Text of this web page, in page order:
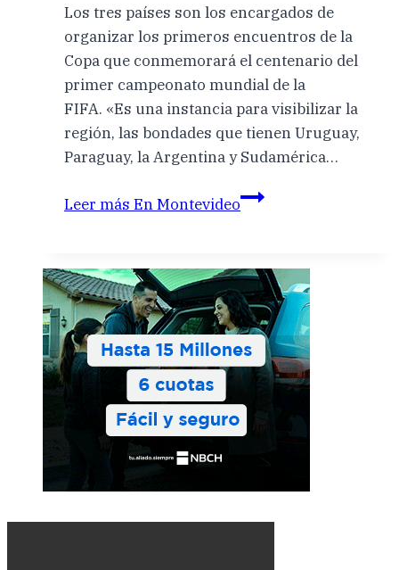
Los tres países son los encargados de
organizar los primeros encuentros de la
Copa que conmemorará el centenario del
primer campeonato mundial de la
FIFA. «Es una instancia para visibilizar la
región, las bondades que tienen Uruguay,
Paraguay, la Argentina y Sudamérica…
Leer más En Montevideo